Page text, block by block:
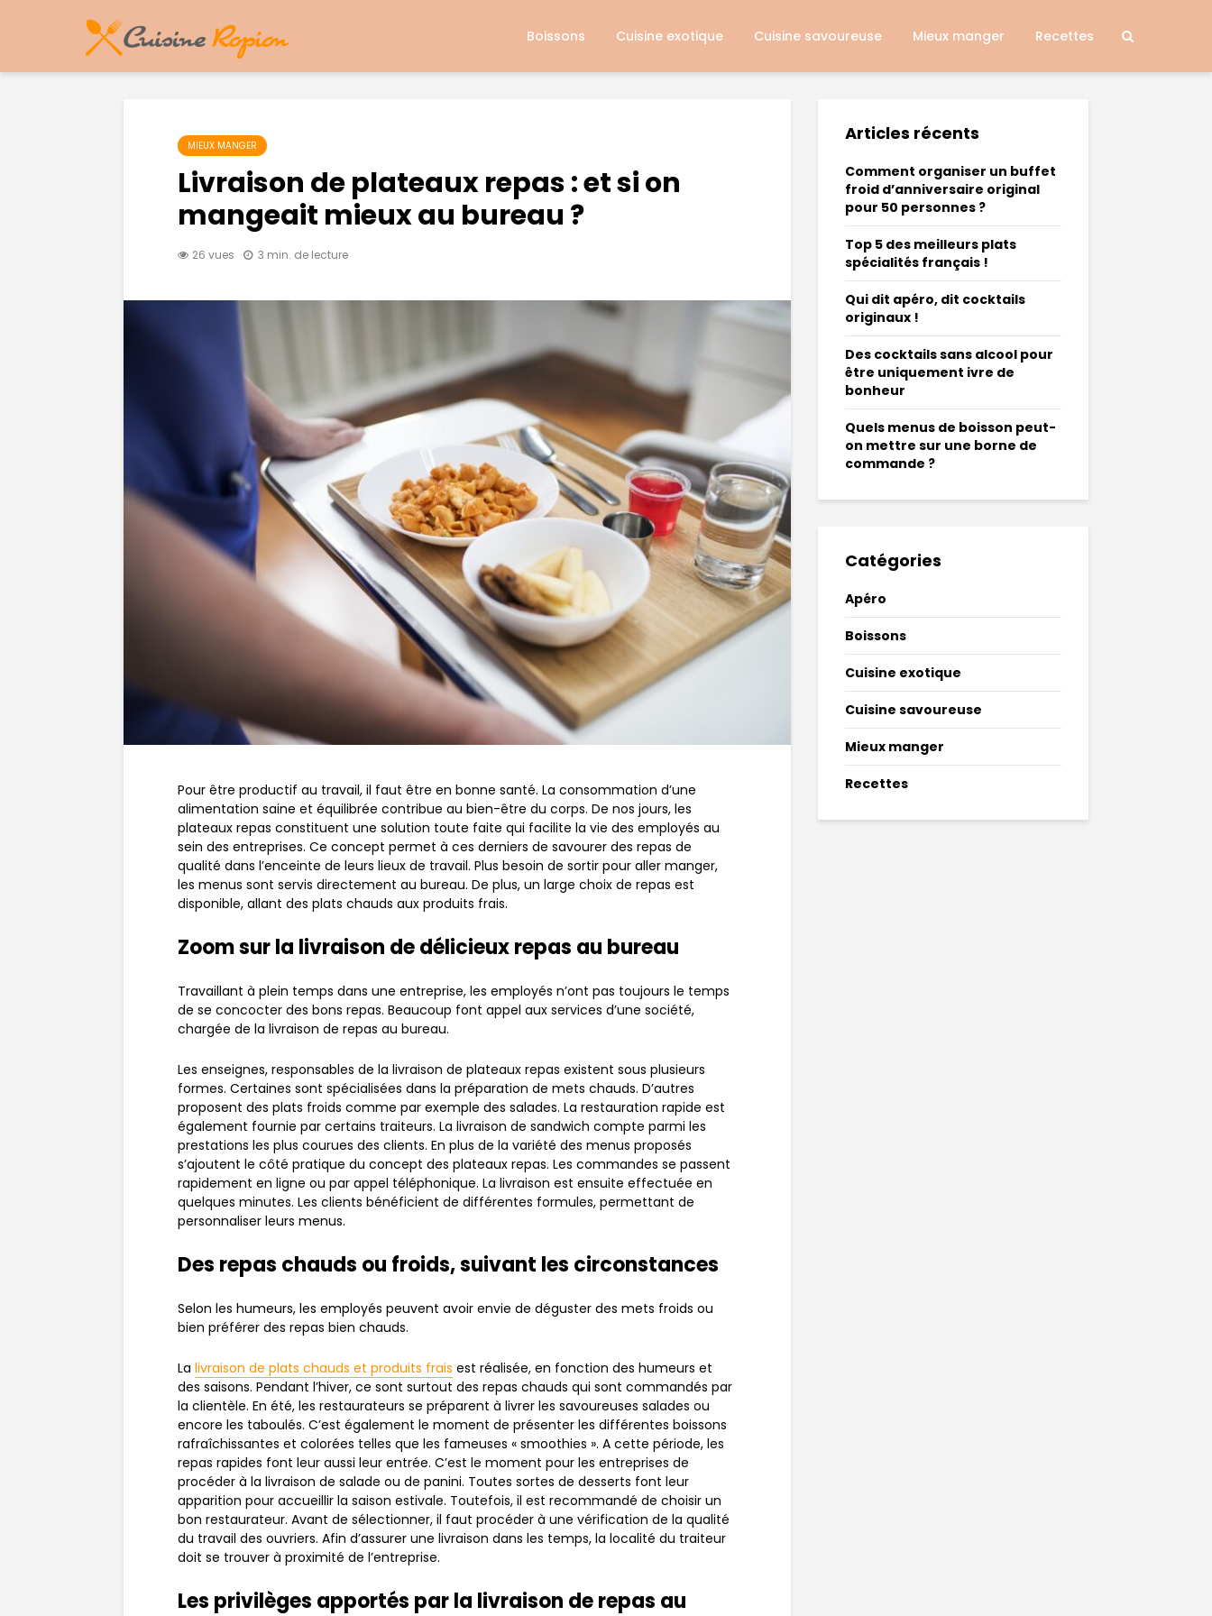
Boissons Cuisine exotique Cuisine savoureuse Mieux manger Recettes
MIEUX MANGER
Livraison de plateaux repas : et si on
mangeait mieux au bureau ?
26 vues 3 min. de lecture
Pour être productif au travail, il faut être en bonne santé. La consommation d’une
alimentation saine et équilibrée contribue au bien-être du corps. De nos jours, les
plateaux repas constituent une solution toute faite qui facilite la vie des employés au
sein des entreprises. Ce concept permet à ces derniers de savourer des repas de
qualité dans l’enceinte de leurs lieux de travail. Plus besoin de sortir pour aller manger,
les menus sont servis directement au bureau. De plus, un large choix de repas est
disponible, allant des plats chauds aux produits frais.
Zoom sur la livraison de délicieux repas au bureau
Travaillant à plein temps dans une entreprise, les employés n’ont pas toujours le temps
de se concocter des bons repas. Beaucoup font appel aux services d’une société,
chargée de la livraison de repas au bureau.
Les enseignes, responsables de la livraison de plateaux repas existent sous plusieurs
formes. Certaines sont spécialisées dans la préparation de mets chauds. D’autres
proposent des plats froids comme par exemple des salades. La restauration rapide est
également fournie par certains traiteurs. La livraison de sandwich compte parmi les
prestations les plus courues des clients. En plus de la variété des menus proposés
s’ajoutent le côté pratique du concept des plateaux repas. Les commandes se passent
rapidement en ligne ou par appel téléphonique. La livraison est ensuite effectuée en
quelques minutes. Les clients bénéficient de différentes formules, permettant de
personnaliser leurs menus.
Des repas chauds ou froids, suivant les circonstances
Selon les humeurs, les employés peuvent avoir envie de déguster des mets froids ou
bien préférer des repas bien chauds.
La livraison de plats chauds et produits frais est réalisée, en fonction des humeurs et
des saisons. Pendant l’hiver, ce sont surtout des repas chauds qui sont commandés par
la clientèle. En été, les restaurateurs se préparent à livrer les savoureuses salades ou
encore les taboulés. C’est également le moment de présenter les différentes boissons
rafraîchissantes et colorées telles que les fameuses « smoothies ». A cette période, les
repas rapides font leur aussi leur entrée. C’est le moment pour les entreprises de
procéder à la livraison de salade ou de panini. Toutes sortes de desserts font leur
apparition pour accueillir la saison estivale. Toutefois, il est recommandé de choisir un
bon restaurateur. Avant de sélectionner, il faut procéder à une vérification de la qualité
du travail des ouvriers. Afin d’assurer une livraison dans les temps, la localité du traiteur
doit se trouver à proximité de l’entreprise.
Les privilèges apportés par la livraison de repas au
Articles récents
Comment organiser un buffet
froid d’anniversaire original
pour 50 personnes ?
Top 5 des meilleurs plats
spécialités français !
Qui dit apéro, dit cocktails
originaux !
Des cocktails sans alcool pour
être uniquement ivre de
bonheur
Quels menus de boisson peut-
on mettre sur une borne de
commande ?
Catégories
Apéro
Boissons
Cuisine exotique
Cuisine savoureuse
Mieux manger
Recettes